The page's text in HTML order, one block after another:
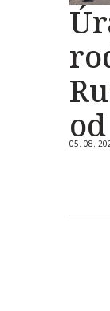
05. 08.